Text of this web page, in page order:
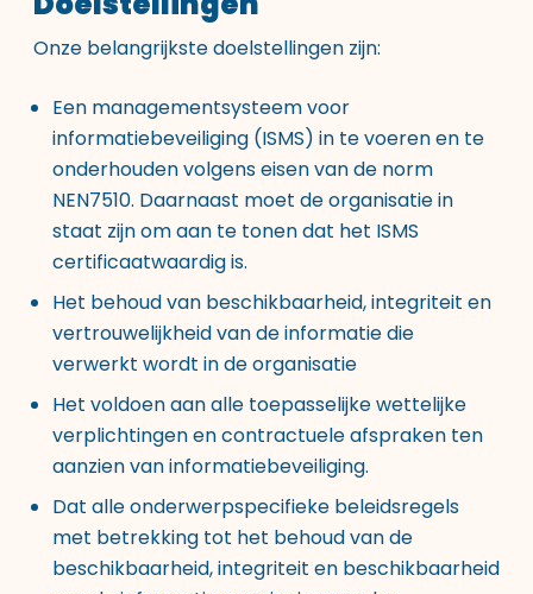
Onze belangrijkste doelstellingen zijn:
Een managementsysteem voor
informatiebeveiliging (ISMS) in te voeren en te
onderhouden volgens eisen van de norm
NEN7510. Daarnaast moet de organisatie in
staat zijn om aan te tonen dat het ISMS
certificaatwaardig is.
Het behoud van beschikbaarheid, integriteit en
vertrouwelijkheid van de informatie die
verwerkt wordt in de organisatie
Het voldoen aan alle toepasselijke wettelijke
verplichtingen en contractuele afspraken ten
aanzien van informatiebeveiliging.
Dat alle onderwerpspecifieke beleidsregels
met betrekking tot het behoud van de
beschikbaarheid, integriteit en beschikbaarheid